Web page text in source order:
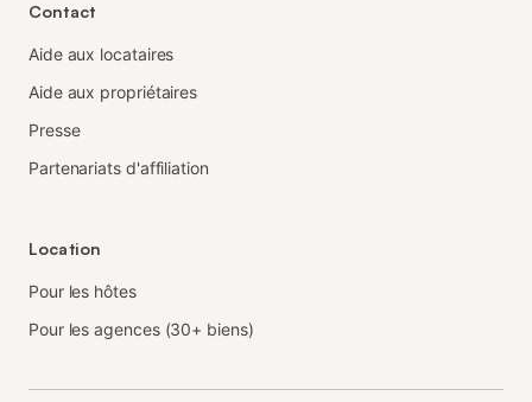
Contact
Aide aux locataires
Aide aux propriétaires
Presse
Partenariats d'affiliation
Location
Pour les hôtes
Pour les agences (30+ biens)